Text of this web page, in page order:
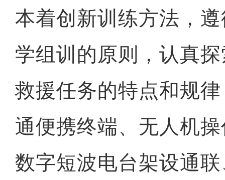
本着创新训练方法，
学组训的原则，认真
救援任务的特点和规
通便携终端、无人机
数字短波电台架设通